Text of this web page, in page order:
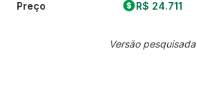
Preço R$ 24.711
Versão pesquisada